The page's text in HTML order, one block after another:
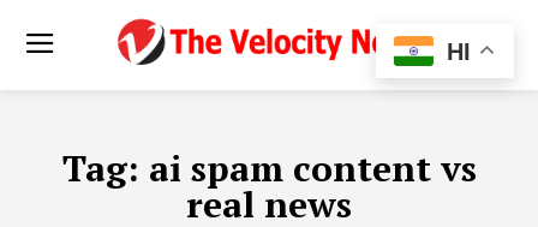
Tag: ai spam content vs
real news
HI